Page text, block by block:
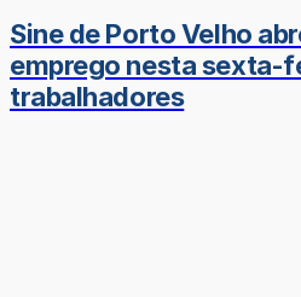
Sine de Porto Velho
emprego nesta sexta-
trabalhadores